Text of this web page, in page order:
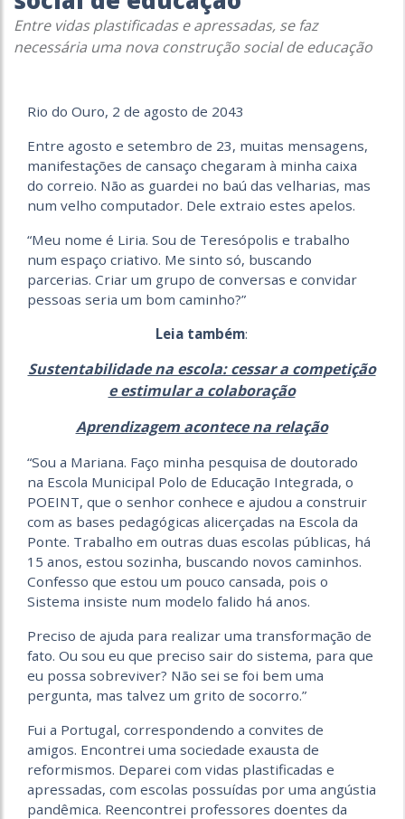
Entre vidas plastificadas e apressadas, se faz
necessária uma nova construção social de educação
Rio do Ouro, 2 de agosto de 2043
Entre agosto e setembro de 23, muitas mensagens,
manifestações de cansaço chegaram à minha caixa
do correio. Não as guardei no baú das velharias, mas
num velho computador. Dele extraio estes apelos.
“Meu nome é Liria. Sou de Teresópolis e trabalho
num espaço criativo. Me sinto só, buscando
parcerias. Criar um grupo de conversas e convidar
pessoas seria um bom caminho?”
Leia também:
Sustentabilidade na escola: cessar a competição
e estimular a colaboração
Aprendizagem acontece na relação
“Sou a Mariana. Faço minha pesquisa de doutorado
na Escola Municipal Polo de Educação Integrada, o
POEINT, que o senhor conhece e ajudou a construir
com as bases pedagógicas alicerçadas na Escola da
Ponte. Trabalho em outras duas escolas públicas, há
15 anos, estou sozinha, buscando novos caminhos.
Confesso que estou um pouco cansada, pois o
Sistema insiste num modelo falido há anos.
Preciso de ajuda para realizar uma transformação de
fato. Ou sou eu que preciso sair do sistema, para que
eu possa sobreviver? Não sei se foi bem uma
pergunta, mas talvez um grito de socorro.”
Fui a Portugal, correspondendo a convites de
amigos. Encontrei uma sociedade exausta de
reformismos. Deparei com vidas plastificadas e
apressadas, com escolas possuídas por uma angústia
pandêmica. Reencontrei professores doentes da